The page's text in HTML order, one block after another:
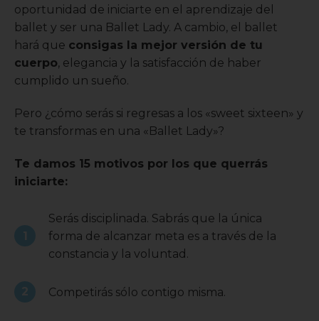
oportunidad de iniciarte en el aprendizaje del
ballet y ser una Ballet Lady. A cambio, el ballet
hará que consigas la mejor versión de tu
cuerpo, elegancia y la satisfacción de haber
cumplido un sueño.
Pero ¿cómo serás si regresas a los «sweet sixteen» y
te transformas en una «Ballet Lady»?
Te damos 15 motivos por los que querrás
iniciarte:
Serás disciplinada. Sabrás que la única
forma de alcanzar meta es a través de la
constancia y la voluntad.
Competirás sólo contigo misma.